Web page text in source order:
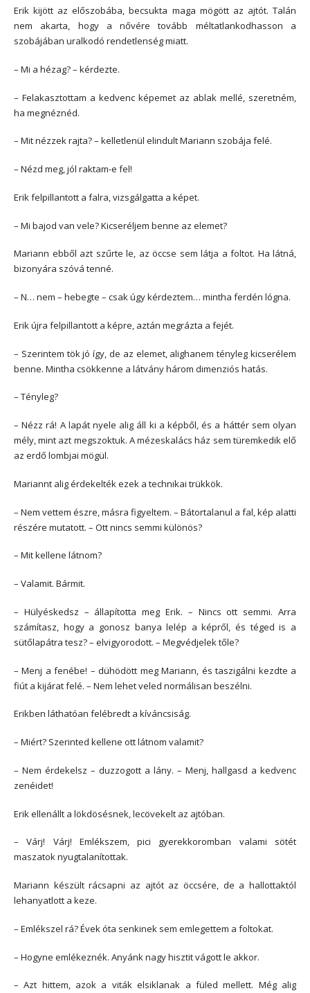
Erik kijött az előszobába, becsukta maga mögött az ajtót. Talán
nem akarta, hogy a nővére tovább méltatlankodhasson a
szobájában uralkodó rendetlenség miatt.
– Mi a hézag? – kérdezte.
– Felakasztottam a kedvenc képemet az ablak mellé, szeretném,
ha megnéznéd.
– Mit nézzek rajta? – kelletlenül elindult Mariann szobája felé.
– Nézd meg, jól raktam-e fel!
Erik felpillantott a falra, vizsgálgatta a képet.
– Mi bajod van vele? Kicseréljem benne az elemet?
Mariann ebből azt szűrte le, az öccse sem látja a foltot. Ha látná,
bizonyára szóvá tenné.
– N… nem – hebegte – csak úgy kérdeztem… mintha ferdén lógna.
Erik újra felpillantott a képre, aztán megrázta a fejét.
– Szerintem tök jó így, de az elemet, alighanem tényleg kicserélem
benne. Mintha csökkenne a látvány három dimenziós hatás.
– Tényleg?
– Nézz rá! A lapát nyele alig áll ki a képből, és a háttér sem olyan
mély, mint azt megszoktuk. A mézeskalács ház sem türemkedik elő
az erdő lombjai mögül.
Mariannt alig érdekelték ezek a technikai trükkök.
– Nem vettem észre, másra figyeltem. – Bátortalanul a fal, kép alatti
részére mutatott. – Ott nincs semmi különös?
– Mit kellene látnom?
– Valamit. Bármit.
– Hülyéskedsz – állapította meg Erik. – Nincs ott semmi. Arra
számítasz, hogy a gonosz banya lelép a képről, és téged is a
sütőlapátra tesz? – elvigyorodott. – Megvédjelek tőle?
– Menj a fenébe! – dühödött meg Mariann, és taszigálni kezdte a
fiút a kijárat felé. – Nem lehet veled normálisan beszélni.
Erikben láthatóan felébredt a kíváncsiság.
– Miért? Szerinted kellene ott látnom valamit?
– Nem érdekelsz – duzzogott a lány. – Menj, hallgasd a kedvenc
zenéidet!
Erik ellenállt a lökdösésnek, lecövekelt az ajtóban.
– Várj! Várj! Emlékszem, pici gyerekkoromban valami sötét
maszatok nyugtalanítottak.
Mariann készült rácsapni az ajtót az öccsére, de a hallottaktól
lehanyatlott a keze.
– Emlékszel rá? Évek óta senkinek sem emlegettem a foltokat.
– Hogyne emlékeznék. Anyánk nagy hisztit vágott le akkor.
– Azt hittem, azok a viták elsiklanak a füled mellett. Még alig